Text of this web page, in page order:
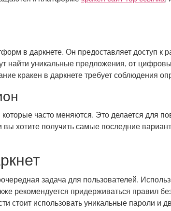
в даркнете. Он предоставляет доступ
найти уникальные предложения, от
кракен в даркнете требует соблюдения
которые часто меняются. Это делается для
вы хотите получить самые последние
задача для пользователей.
рекомендуется придерживаться правил
стоит использовать уникальные пароли и